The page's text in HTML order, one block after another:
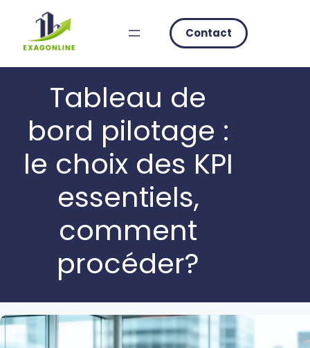
content
Contact
Tableau de
bord pilotage :
le choix des KPI
essentiels,
comment
procéder?